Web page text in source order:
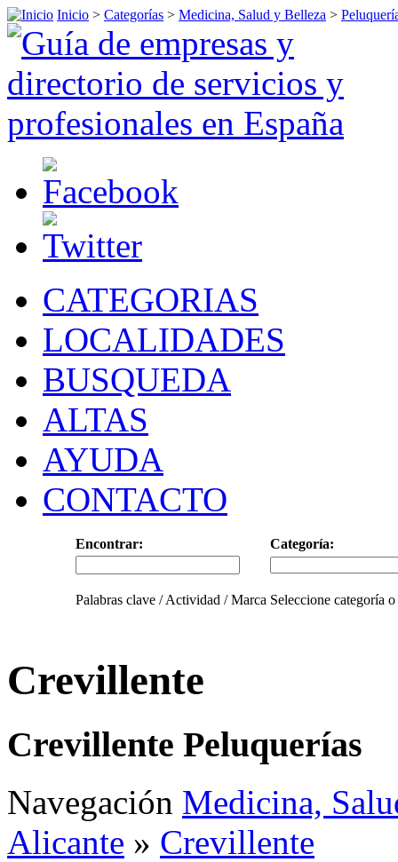
Inicio > Categorías > Medicina, Salud y Belleza >
CATEGORIAS
LOCALIDADES
BUSQUEDA
ALTAS
AYUDA
CONTACTO
Encontrar: Categoría:
Palabras clave / Actividad / Marca Seleccione categoría
Crevillente
Crevillente Peluquerías
Navegación Medicina,
Alicante » Crevillente